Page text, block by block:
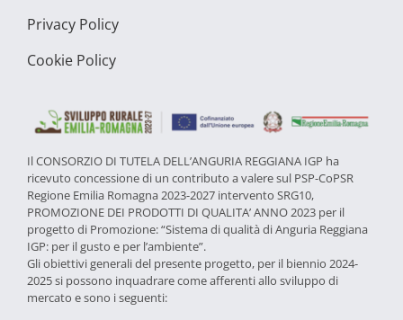
Privacy Policy
Cookie Policy
Il CONSORZIO DI TUTELA DELL’ANGURIA REGGIANA IGP ha
ricevuto concessione di un contributo a valere sul PSP-CoPSR
Regione Emilia Romagna 2023-2027 intervento SRG10,
PROMOZIONE DEI PRODOTTI DI QUALITA’ ANNO 2023 per il
progetto di Promozione: “Sistema di qualità di Anguria Reggiana
IGP: per il gusto e per l’ambiente”.
Gli obiettivi generali del presente progetto, per il biennio 2024-
2025 si possono inquadrare come afferenti allo sviluppo di
mercato e sono i seguenti: